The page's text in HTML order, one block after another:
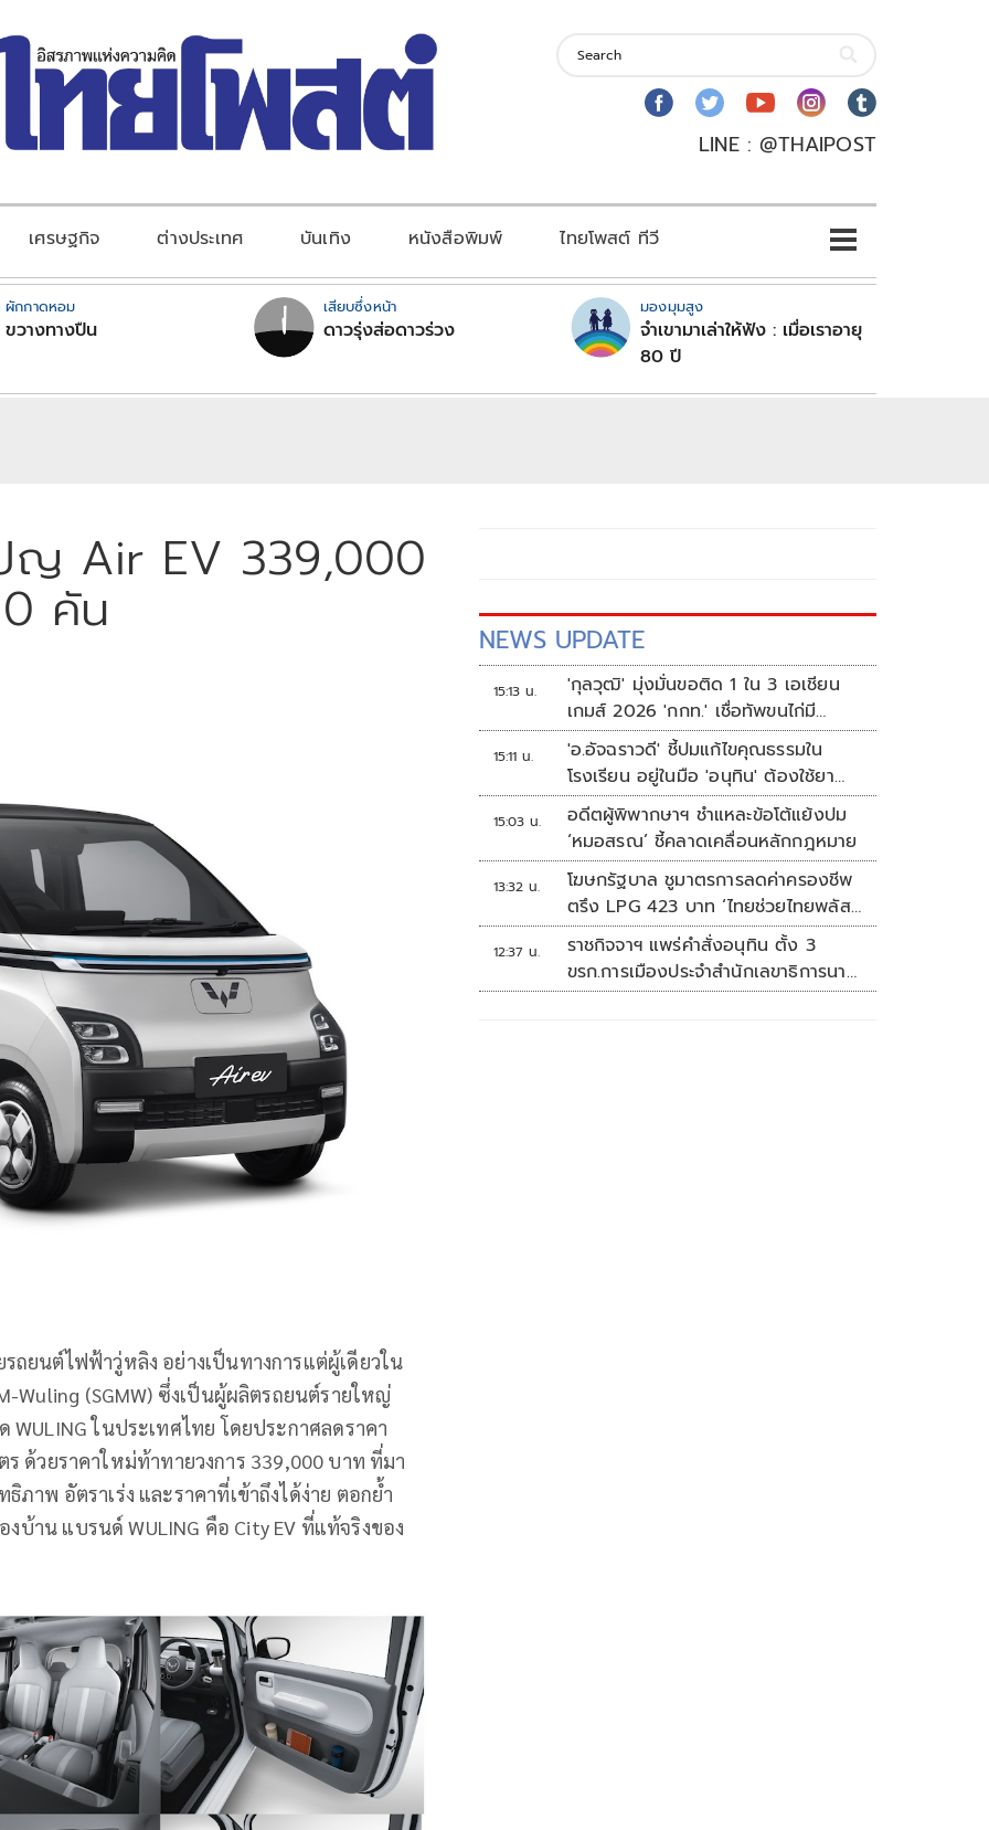
LINE : @THAIPOST
เศรษฐกิจ ต่างประเทศ บันเทิง หนังสือพิมพ์ ไทยโพสต์ ทีวี
ผักกาดหอม
ขวางทางปืน
เสียบซึ่งหน้า
ดาวรุ่งส่อดาวร่วง
มองมุมสูง
จำเขามาเล่าให้ฟัง : เมื่อเราอายุ
80 ปี
ญ Air EV 339,000
คัน
ยนต์ไฟฟ้าวู่หลิง อย่างเป็นทางการแต่ผู้เดียวใน
Wuling (SGMW) ซึ่งเป็นผู้ผลิตรถยนต์รายใหญ่
ในประเทศไทย โดยประกาศลดราคา
ร ด้วยราคาใหม่ท้าทายวงการ 339,000 บาท ที่มา
าพ อัตราเร่ง และราคาที่เข้าถึงได้ง่าย ตอกย้ำ
บ้าน แบรนด์ WULING คือ City EV ที่แท้จริงของ
NEWS UPDATE
15:13 น.
'กุลวุฒิ' มุ่งมั่นขอติด 1 ใน 3 เอเชียน
เกมส์ 2026 'กกท.' เชื่อทัพขนไก่มี
เหรียญแน่
15:11 น.
'อ.อัจฉราวดี' ชี้ปมแก้ไขคุณธรรมใน
โรงเรียน อยู่ในมือ 'อนุทิน' ต้องใช้ยา
แรงกับ ก.ศึกษา เรื่องปืนแค่ปลายเหตุ
15:03 น.
อดีตผู้พิพากษาฯ ชำแหละข้อโต้แย้งปม
‘หมอสรณ’ ชี้คลาดเคลื่อนหลักกฎหมาย
13:32 น.
โฆษกรัฐบาล ชูมาตรการลดค่าครองชีพ
ตรึง LPG 423 บาท ‘ไทยช่วยไทยพลัส’
ดันเงินหมุนแสนล้าน
12:37 น.
ราชกิจจาฯ แพร่คำสั่งอนุทิน ตั้ง 3
ขรก.การเมืองประจำสำนักเลขาธิการนา
ยกฯ